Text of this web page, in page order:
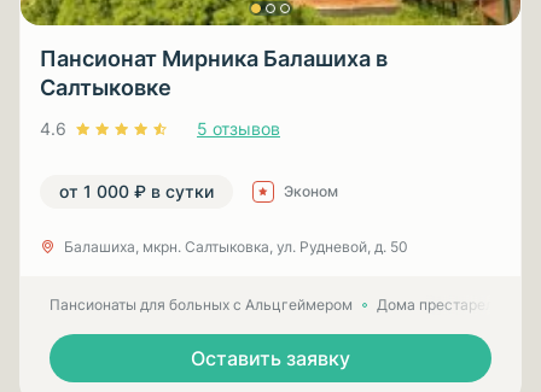
Пансионат Мирника Балашиха в
Салтыковке
4.6 5 отзывов
от 1 000 ₽ в сутки Эконом
Балашиха, мкрн. Салтыковка, ул. Рудневой, д. 50
Пансионаты для больных с Альцгеймером Дома престарелых
Оставить заявку